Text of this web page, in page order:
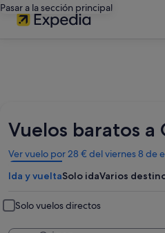
Pasar a la sección principal
Vuelos baratos a
Ver vuelo por 28 € del viernes 8 de
Se
abre
en
ventana
nueva
Ida y vueltaSolo idaVarios
Solo vuelos directos